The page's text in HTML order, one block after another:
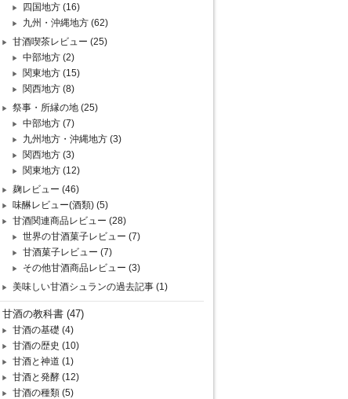
四国地方 (16)
九州・沖縄地方 (62)
甘酒喫茶レビュー (25)
中部地方 (2)
関東地方 (15)
関西地方 (8)
祭事・所縁の地 (25)
中部地方 (7)
九州地方・沖縄地方 (3)
関西地方 (3)
関東地方 (12)
麹レビュー (46)
味醂レビュー(酒類) (5)
甘酒関連商品レビュー (28)
世界の甘酒菓子レビュー (7)
甘酒菓子レビュー (7)
その他甘酒商品レビュー (3)
美味しい甘酒シュランの過去記事 (1)
甘酒の教科書 (47)
甘酒の基礎 (4)
甘酒の歴史 (10)
甘酒と神道 (1)
甘酒と発酵 (12)
甘酒の種類 (5)